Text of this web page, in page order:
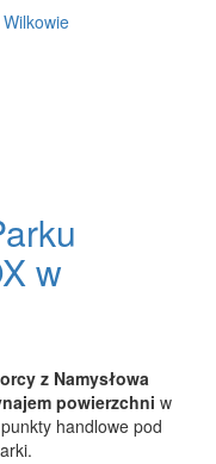
w
z Namysłowa
powierzchni w
handlowe pod